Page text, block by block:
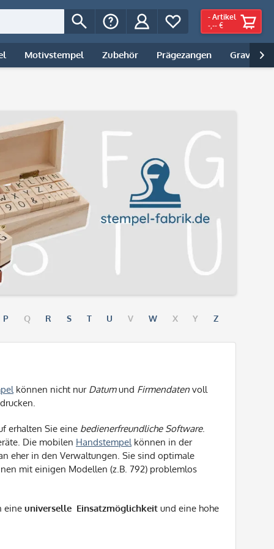
- Artikel
-,-- €
Motivstempel Zubehör Prägezangen Gravur |

P Q R S T U V W X Y Z
können nicht nur Datumund Firmendaten voll
erhalten Sie eine bedienerfreundliche Software.
Die mobilen Handstempelkönnen in der
eher in den Verwaltungen. Sie sind optimale
mit einigen Modellen (z.B. 792) problemlos
eine universelle Einsatzmöglichkeit und eine hohe